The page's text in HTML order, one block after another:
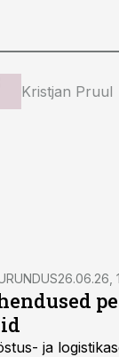
Kristjan Pruul
26.06.26,
ja